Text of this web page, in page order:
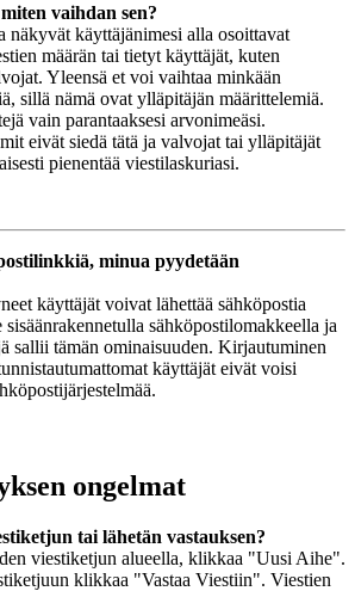
vaihdan sen?
näkyvät käyttäjänimesi alla osoittavat
määrän tai tietyt käyttäjät, kuten
Yleensä et voi vaihtaa minkään
sillä nämä ovat ylläpitäjän määrittelemiä.
vain parantaaksesi arvonimeäsi.
eivät siedä tätä ja valvojat tai ylläpitäjät
pienentää viestilaskuriasi.
minua pyydetään
käyttäjät voivat lähettää sähköpostia
sähköpostilomakkeella ja
sallii tämän ominaisuuden. Kirjautuminen
käyttäjät eivät voisi
ongelmat
tai lähetän vastauksen?
viestiketjun alueella, klikkaa "Uusi Aihe".
klikkaa "Vastaa Viestiin". Viestien